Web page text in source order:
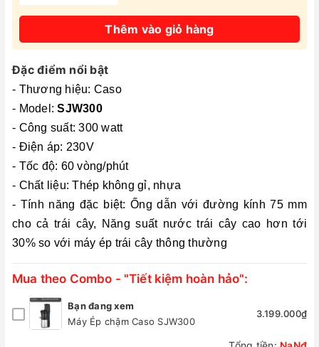
Thêm vào giỏ hàng
Đặc điểm nổi bật
- Thương hiệu: Caso
- Model:SJW300
- Công suất: 300 watt
- Điện áp: 230V
- Tốc độ: 60 vòng/phút
- Chất liệu: Thép không gỉ, nhựa
- Tính năng đặc biệt: Ống dẫn với đường kính 75 mm
cho cả trái cây, Năng suất nước trái cây cao hơn tới
30% so với máy ép trái cây thông thường
Mua theo Combo - "Tiết kiệm hoàn hảo":
Bạn đang xem
Máy Ép chậm Caso SJW300
3.199.000₫